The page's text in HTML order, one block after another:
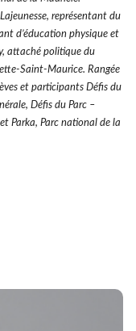
représentant du
d’éducation physique et
attaché politique du
Saint-Maurice. Rangée
et participants Défis du
Défis du Parc –
Parka, Parc national de la